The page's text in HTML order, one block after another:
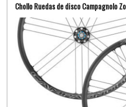
Chollo Ruedas de disco Campagnolo